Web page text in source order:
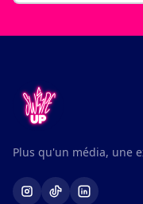
Plus qu'un média, une